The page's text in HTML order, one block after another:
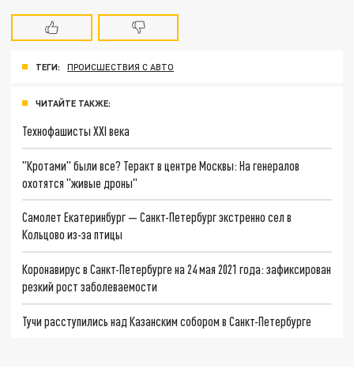
ТЕГИ: ПРОИСШЕСТВИЯ С АВТО
ЧИТАЙТЕ ТАКЖЕ:
Технофашисты XXI века
"Кротами" были все? Теракт в центре Москвы: На генералов
охотятся "живые дроны"
Самолет Екатеринбург — Санкт-Петербург экстренно сел в
Кольцово из-за птицы
Коронавирус в Санкт-Петербурге на 24 мая 2021 года: зафиксирован
резкий рост заболеваемости
Тучи расступились над Казанским собором в Санкт-Петербурге